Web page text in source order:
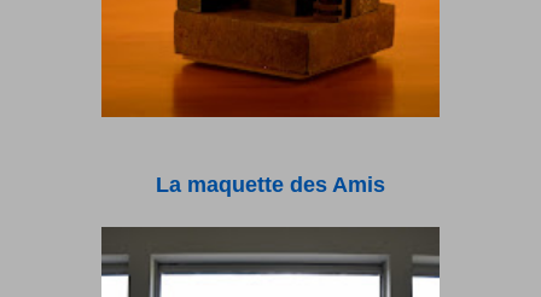
La maquette des Amis